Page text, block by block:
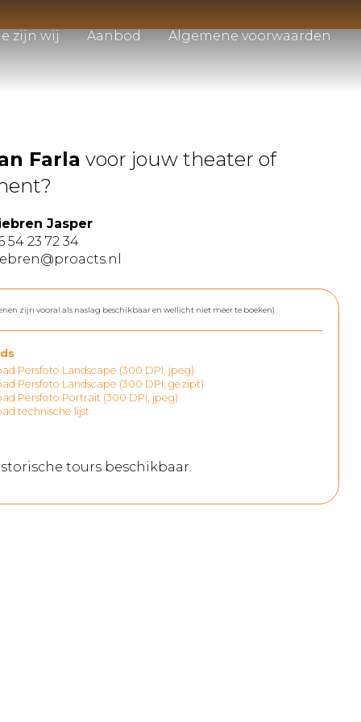
zijn wij Aanbod Algemene voorwaarden
Farla voor jouw theater of
Jasper
54 23 72 34
zijn vooral als naslag beschikbaar en wellicht niet meer te boeken)
Persfoto Landscape (300 DPI, jpeg)
Persfoto Landscape (300 DPI, gezipt)
Persfoto Portrait (300 DPI, jpeg)
technische lijst
tours beschikbaar.